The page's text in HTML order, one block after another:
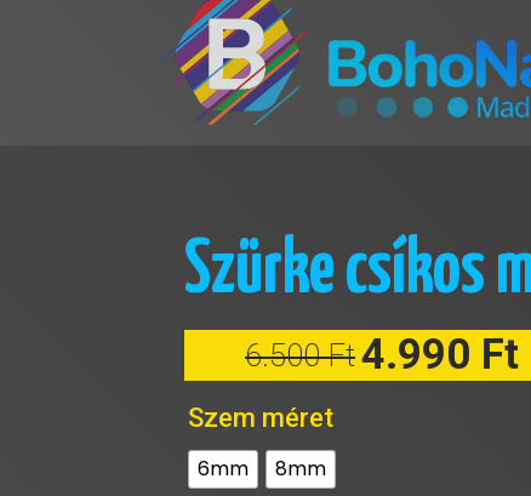
Szürke csíkos
6.500Ft
Original
price
was:
4.990 Ft
Current
price
is:
Szem méret
6mm 8mm